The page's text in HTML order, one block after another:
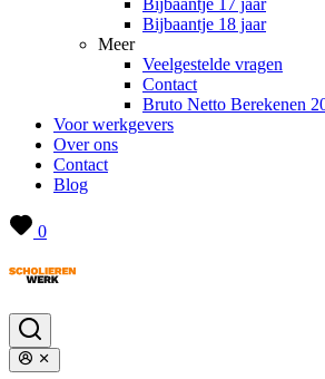
Bijbaantje 17 jaar
Bijbaantje 18 jaar
Meer
Veelgestelde vragen
Contact
Bruto Netto Berekenen
Voor werkgevers
Over ons
Contact
Blog
0